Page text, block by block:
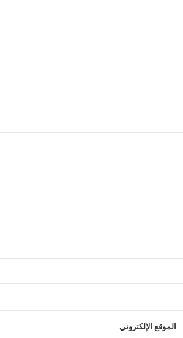
الموقع الإلكتروني